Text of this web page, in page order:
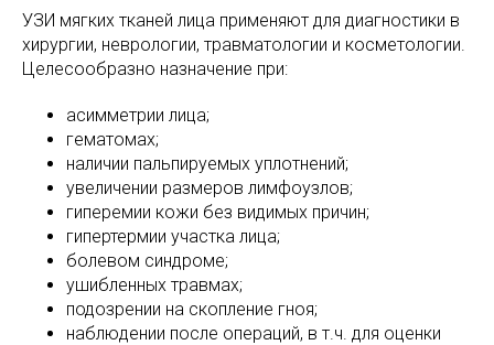
УЗИ мягких тканей лица применяют для диагностики в
хирургии, неврологии, травматологии и косметологии.
Целесообразно назначение при:
асимметрии лица;
гематомах;
наличии пальпируемых уплотнений;
увеличении размеров лимфоузлов;
гиперемии кожи без видимых причин;
гипертермии участка лица;
болевом синдроме;
ушибленных травмах;
подозрении на скопление гноя;
наблюдении после операций, в т.ч. для оценки